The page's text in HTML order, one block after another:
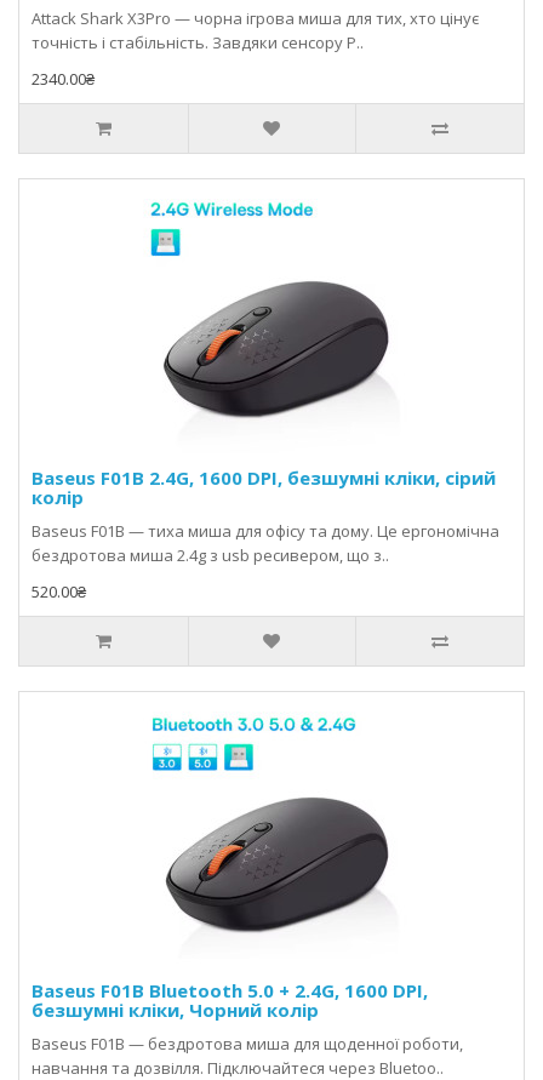
Attack Shark X3Pro — чорна ігрова миша для тих, хто цінує
точність і стабільність. Завдяки сенсору P..
2340.00₴
Baseus F01B 2.4G, 1600 DPI, безшумні кліки, сірий
колір
Baseus F01B — тиха миша для офісу та дому. Це ергономічна
бездротова миша 2.4g з usb ресивером, що з..
520.00₴
Baseus F01B Bluetooth 5.0 + 2.4G, 1600 DPI,
безшумні кліки, Чорний колір
Baseus F01B — бездротова миша для щоденної роботи,
навчання та дозвілля. Підключайтеся через Bluetoo..